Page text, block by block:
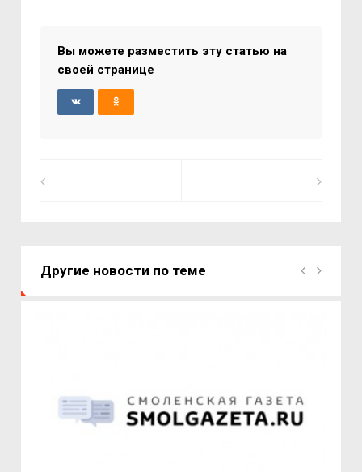
Вы можете разместить эту статью на
своей странице
Другие новости по теме